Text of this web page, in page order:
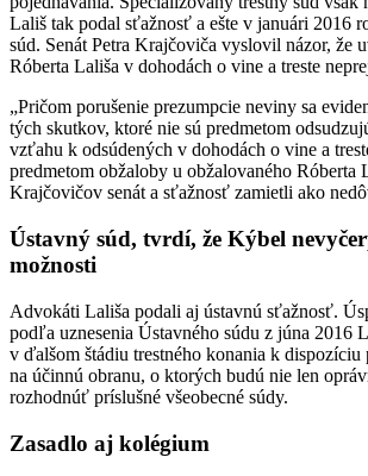
Lališ tak podal sťažnosť a ešte v januári 2016
súd. Senát Petra Krajčoviča vyslovil názor, že
Róberta Lališa v dohodách o vine a treste
„Pričom porušenie prezumpcie neviny sa
tých skutkov, ktoré nie sú predmetom
vzťahu k odsúdených v dohodách o vine a
predmetom obžaloby u obžalovaného Róberta
Krajčovičov senát a sťažnosť zamietli ako
Ústavný súd, tvrdí, že Kýbel
možnosti
Advokáti Lališa podali aj ústavnú sťažnosť.
podľa uznesenia Ústavného súdu z júna 2016
v ďalšom štádiu trestného konania k dispozíciu
na účinnú obranu, o ktorých budú nie len
rozhodnúť príslušné všeobecné súdy.
Zasadlo aj kolégium